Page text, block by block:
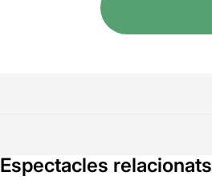
Espectacles relacionats